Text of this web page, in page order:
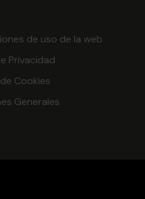
de uso de la web
Privacidad
Cookies
Generales